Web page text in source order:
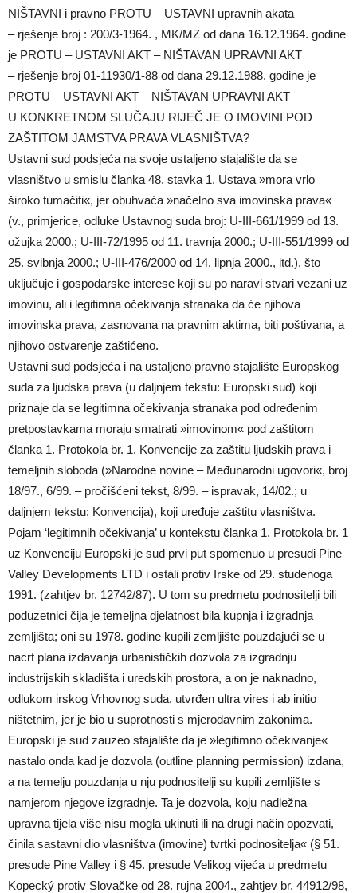
NIŠTAVNI i pravno PROTU – USTAVNI upravnih akata
– rješenje broj : 200/3-1964. , MK/MZ od dana 16.12.1964. godine
je PROTU – USTAVNI AKT – NIŠTAVAN UPRAVNI AKT
– rješenje broj 01-11930/1-88 od dana 29.12.1988. godine je
PROTU – USTAVNI AKT – NIŠTAVAN UPRAVNI AKT
U KONKRETNOM SLUČAJU RIJEČ JE O IMOVINI POD
ZAŠTITOM JAMSTVA PRAVA VLASNIŠTVA?
Ustavni sud podsjeća na svoje ustaljeno stajalište da se
vlasništvo u smislu članka 48. stavka 1. Ustava »mora vrlo
široko tumačiti«, jer obuhvaća »načelno sva imovinska prava«
(v., primjerice, odluke Ustavnog suda broj: U-III-661/1999 od 13.
ožujka 2000.; U-III-72/1995 od 11. travnja 2000.; U-III-551/1999 od
25. svibnja 2000.; U-III-476/2000 od 14. lipnja 2000., itd.), što
uključuje i gospodarske interese koji su po naravi stvari vezani uz
imovinu, ali i legitimna očekivanja stranaka da će njihova
imovinska prava, zasnovana na pravnim aktima, biti poštivana, a
njihovo ostvarenje zaštićeno.
Ustavni sud podsjeća i na ustaljeno pravno stajalište Europskog
suda za ljudska prava (u daljnjem tekstu: Europski sud) koji
priznaje da se legitimna očekivanja stranaka pod određenim
pretpostavkama moraju smatrati »imovinom« pod zaštitom
članka 1. Protokola br. 1. Konvencije za zaštitu ljudskih prava i
temeljnih sloboda (»Narodne novine – Međunarodni ugovori«, broj
18/97., 6/99. – pročišćeni tekst, 8/99. – ispravak, 14/02.; u
daljnjem tekstu: Konvencija), koji uređuje zaštitu vlasništva.
Pojam ‘legitimnih očekivanja’ u kontekstu članka 1. Protokola br. 1
uz Konvenciju Europski je sud prvi put spomenuo u presudi Pine
Valley Developments LTD i ostali protiv Irske od 29. studenoga
1991. (zahtjev br. 12742/87). U tom su predmetu podnositelji bili
poduzetnici čija je temeljna djelatnost bila kupnja i izgradnja
zemljišta; oni su 1978. godine kupili zemljište pouzdajući se u
nacrt plana izdavanja urbanističkih dozvola za izgradnju
industrijskih skladišta i uredskih prostora, a on je naknadno,
odlukom irskog Vrhovnog suda, utvrđen ultra vires i ab initio
ništetnim, jer je bio u suprotnosti s mjerodavnim zakonima.
Europski je sud zauzeo stajalište da je »legitimno očekivanje«
nastalo onda kad je dozvola (outline planning permission) izdana,
a na temelju pouzdanja u nju podnositelji su kupili zemljište s
namjerom njegove izgradnje. Ta je dozvola, koju nadležna
upravna tijela više nisu mogla ukinuti ili na drugi način opozvati,
činila sastavni dio vlasništva (imovine) tvrtki podnositelja« (§ 51.
presude Pine Valley i § 45. presude Velikog vijeća u predmetu
Kopecký protiv Slovačke od 28. rujna 2004., zahtjev br. 44912/98,